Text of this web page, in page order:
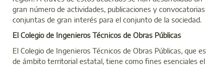
gran número de actividades, publicaciones y convocatorias
conjuntas de gran interés para el conjunto de la sociedad.
El Colegio de Ingenieros Técnicos de Obras Públicas
El Colegio de Ingenieros Técnicos de Obras Públicas, que es
de ámbito territorial estatal, tiene como fines esenciales el